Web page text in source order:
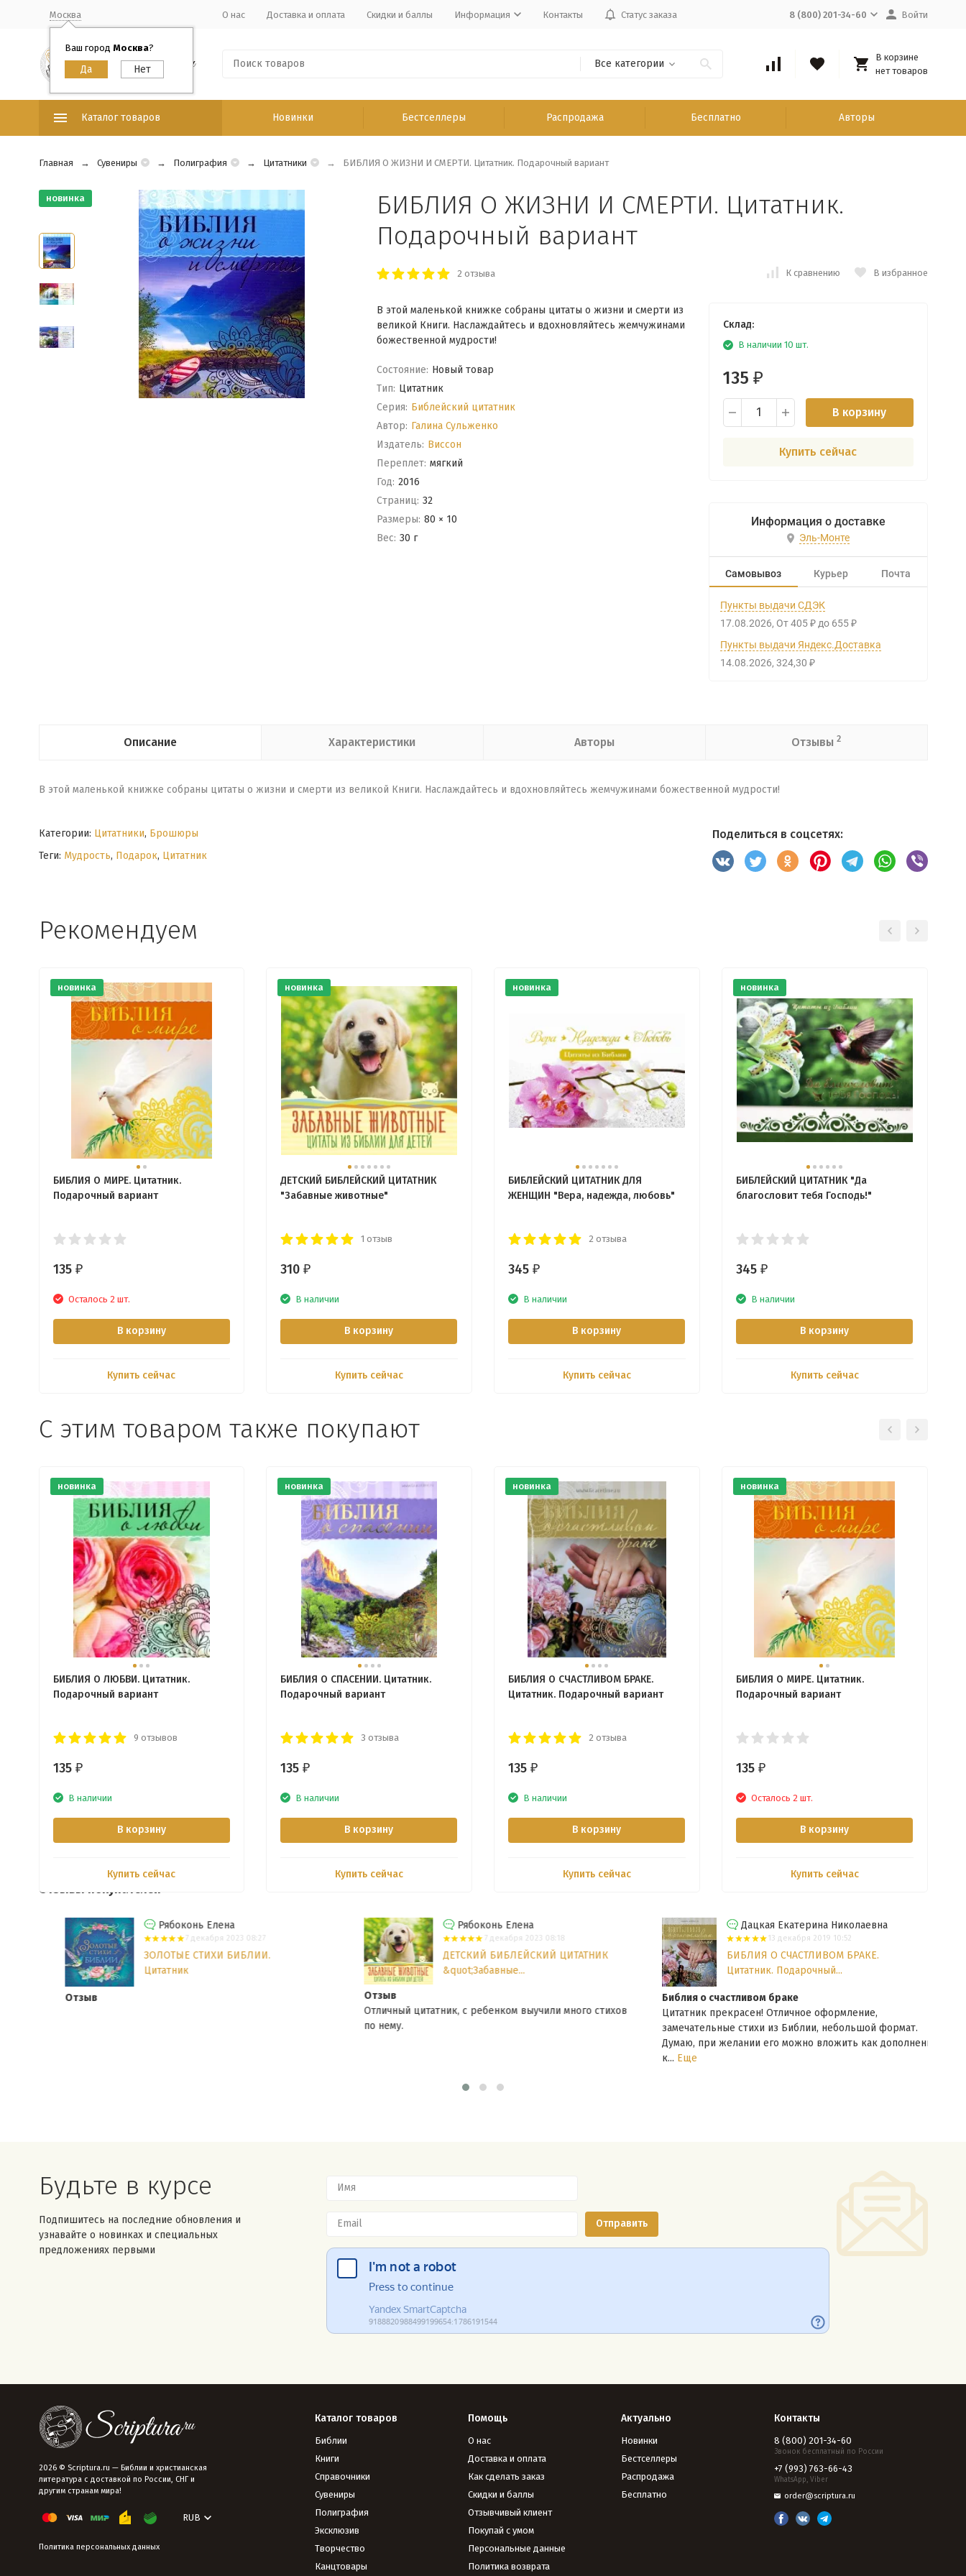
Москва
Ваш город Москва?
О нас Доставка и оплата Скидки и баллы Информация Контакты Статус заказа 8 (800) 201-34-60 Войти
Все категории
В корзине
нет товаров
Каталог товаров Новинки Бестселлеры Распродажа Бесплатно Авторы
Главная Сувениры Полиграфия Цитатники БИБЛИЯ О ЖИЗНИ И СМЕРТИ. Цитатник. Подарочный вариант
новинка
БИБЛИЯ О ЖИЗНИ И СМЕРТИ. Цитатник.
Подарочный вариант
2 отзыва К сравнению В избранное
В этой маленькой книжке собраны цитаты о жизни и смерти из
великой Книги. Наслаждайтесь и вдохновляйтесь жемчужинами
божественной мудрости!
Состояние: Новый товар
Тип: Цитатник
Серия: Библейский цитатник
Автор: Галина Сульженко
Издатель: Виссон
Переплет: мягкий
Год: 2016
Cтраниц: 32
Размеры: 80 × 10
Вес: 30 г
Склад:
В наличии 10 шт.
135 ₽
В корзину
Купить сейчас
Информация о доставке
Эль-Монте
Самовывоз Курьер Почта
Пункты выдачи СДЭК
17.08.2026 От 405 ₽ до 655 ₽
Пункты выдачи Яндекс.Доставка
14.08.2026 324,30 ₽
Описание Характеристики Авторы Отзывы 2
В этой маленькой книжке собраны цитаты о жизни и смерти из великой Книги. Наслаждайтесь и вдохновляйтесь жемчужинами божественной мудрости!
Категории: Цитатники, Брошюры
Теги: Мудрость, Подарок, Цитатник
Поделиться в соцсетях:
Рекомендуем
новинка
БИБЛИЯ О МИРЕ. Цитатник.
Подарочный вариант
135 ₽
Осталось 2 шт.
В корзину
Купить сейчас
новинка
ДЕТСКИЙ БИБЛЕЙСКИЙ ЦИТАТНИК
"Забавные животные"
1 отзыв
310₽
В наличии
В корзину
Купить сейчас
новинка
БИБЛЕЙСКИЙ ЦИТАТНИК ДЛЯ
ЖЕНЩИН "Вера, надежда, любовь"
2 отзыва
345 ₽
В наличии
В корзину
Купить сейчас
новинка
БИБЛЕЙСКИЙ ЦИТАТНИК "Да
благословит тебя Господь!"
345 ₽
В наличии
В корзину
Купить сейчас
С этим товаром также покупают
новинка
БИБЛИЯ О ЛЮБВИ. Цитатник.
Подарочный вариант
9 отзывов
135 ₽
В наличии
В корзину
Купить сейчас
новинка
БИБЛИЯ О СПАСЕНИИ. Цитатник.
Подарочный вариант
3 отзыва
135₽
В наличии
В корзину
Купить сейчас
новинка
БИБЛИЯ О СЧАСТЛИВОМ БРАКЕ.
Цитатник. Подарочный вариант
2 отзыва
135 ₽
В наличии
В корзину
Купить сейчас
новинка
БИБЛИЯ О МИРЕ. Цитатник.
Подарочный вариант
135 ₽
Осталось 2 шт.
В корзину
Купить сейчас
Отзывы покупателей
Рябоконь Елена
7 декабря 2023 08:27
ЗОЛОТЫЕ СТИХИ БИБЛИИ.
Цитатник
Отзыв
Рябоконь Елена
7 декабря 2023 08:18
ДЕТСКИЙ БИБЛЕЙСКИЙ ЦИТАТНИК
&quot;Забавные...
Отзыв
Отличный цитатник, с ребенком выучили много стихов
по нему.
Дацкая Екатерина Николаевна
13 декабря 2019 10:52
БИБЛИЯ О СЧАСТЛИВОМ БРАКЕ.
Цитатник. Подарочный...
Библия о счастливом браке
Цитатник прекрасен! Отличное оформление,
замечательные стихи из Библии, небольшой формат.
Думаю, при желании его можно вложить как дополнение
Еще
Будьте в курсе
Подпишитесь на последние обновления и
узнавайте о новинках и специальных
предложениях первыми
2026 © Scriptura.ru — Библии и христианская
литература с доставкой по России, СНГ и
другим странам мира!
RUB
Политика персональных данных
Каталог товаров
Библии
Книги
Справочники
Сувениры
Полиграфия
Эксклюзив
Творчество
Канцтовары
Помощь
О нас
Доставка и оплата
Как сделать заказ
Скидки и баллы
Отзывчивый клиент
Покупай с умом
Персональные данные
Политика возврата
Актуально
Новинки
Бестселлеры
Распродажа
Бесплатно
Контакты
8 (800) 201-34-60
Звонок бесплатный по России
+7 (993) 763-66-43
WhatsApp, Viber
order@scriptura.ru